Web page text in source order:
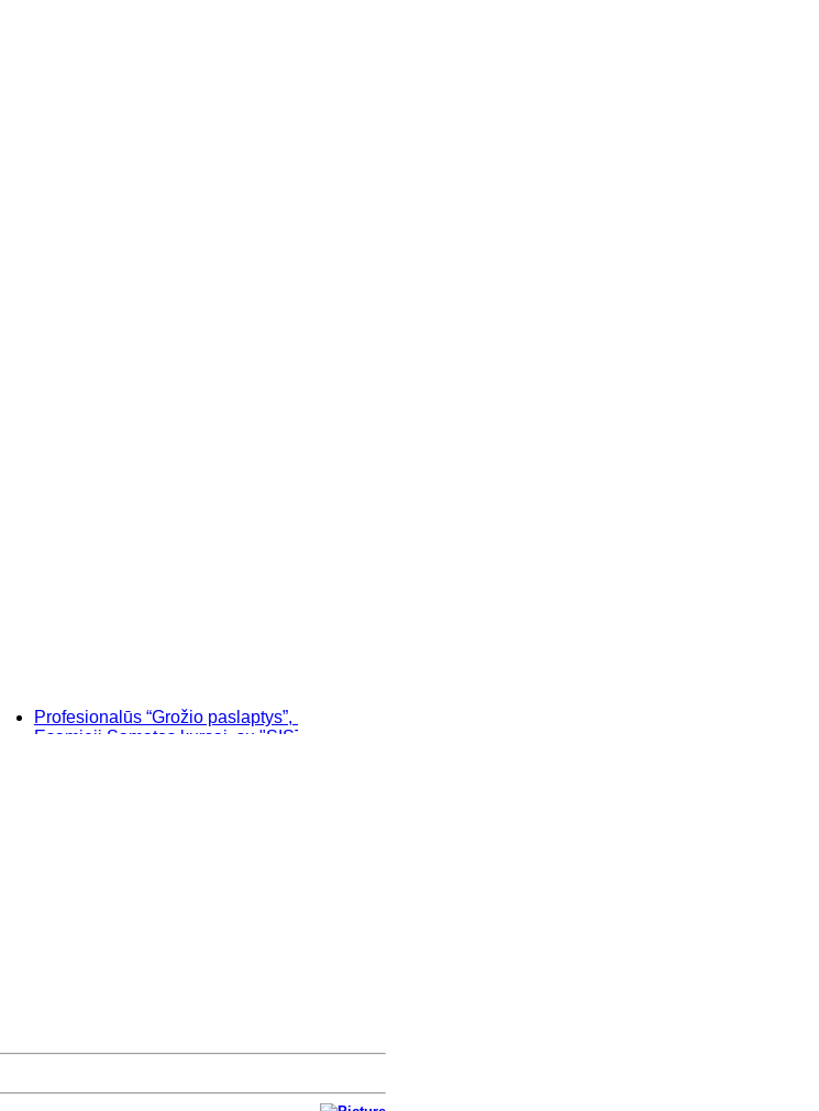
Profesionalūs “Grožio paslaptys”, makiažo (visažisčių/tų) kursai Klaipėdoje, Kretingoje
Esamieji Sąmatos kursai, su "SISTELA" programa 12 val.